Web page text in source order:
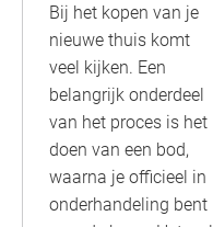
Bij het kopen van je
nieuwe thuis komt
veel kijken. Een
belangrijk onderdeel
van het proces is het
doen van een bod,
waarna je officieel in
onderhandeling bent